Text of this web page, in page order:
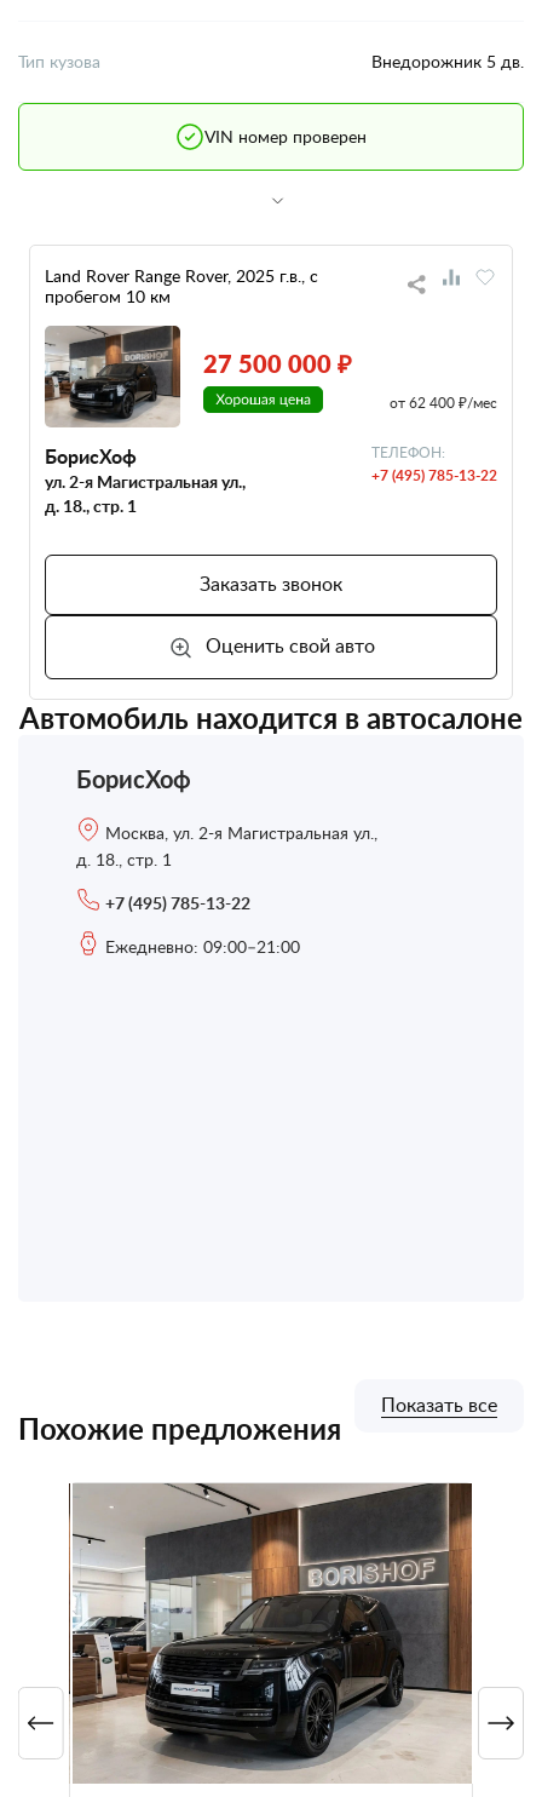
Тип кузова Внедорожник 5 дв.
VIN номер проверен
Land Rover Range Rover, 2025 г.в., с
пробегом 10 км
27 500 000 ₽
от 62 400 ₽/мес
БорисХоф
ул. 2-я Магистральная ул.,
д. 18., стр. 1
ТЕЛЕФОН:
+7 (495) 785-13-22
Заказать звонок
Оценить свой авто
Автомобиль находится в автосалоне
БорисХоф
Москва, ул. 2-я Магистральная ул.,
д. 18., стр. 1
+7 (495) 785-13-22
Ежедневно: 09:00–21:00
Похожие предложения
Показать все